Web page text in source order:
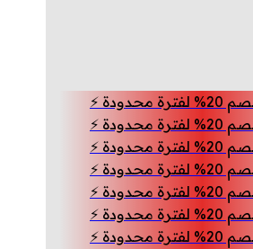
BIG SALE – خصم 20% لفترة محدودة ⚡
BIG SALE – خصم 20% لفترة محدودة ⚡
BIG SALE – خصم 20% لفترة محدودة ⚡
BIG SALE – خصم 20% لفترة محدودة ⚡
BIG SALE – خصم 20% لفترة محدودة ⚡
BIG SALE – خصم 20% لفترة محدودة ⚡
BIG SALE – خصم 20% لفترة محدودة ⚡